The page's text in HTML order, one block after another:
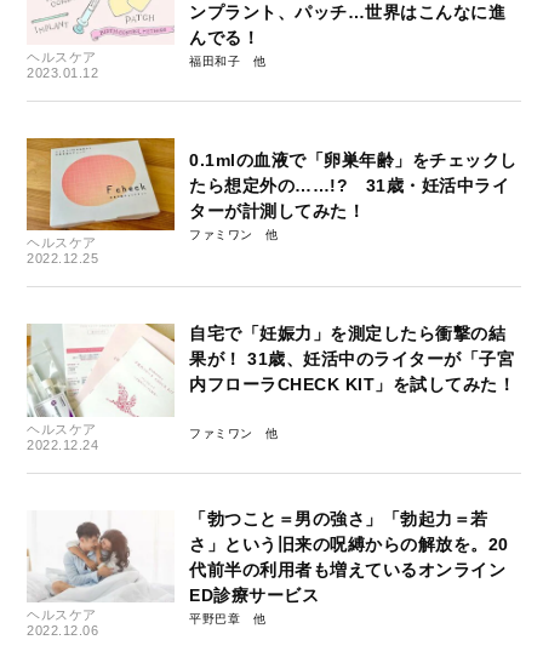
ヘルスケア
2023.01.12
ンプラント、パッチ…世界はこんなに進
んでる！
福田和子
ヘルスケア
2022.12.25
0.1mlの血液で「卵巣年齢」をチェックし
たら想定外の……!? 31歳・妊活中ライ
ターが計測してみた！
ファミワン
ヘルスケア
2022.12.24
自宅で「妊娠力」を測定したら衝撃の結
果が！ 31歳、妊活中のライターが「子宮
内フローラCHECK KIT」を試してみた！
ファミワン
ヘルスケア
2022.12.06
「勃つこと＝男の強さ」「勃起力＝若
さ」という旧来の呪縛からの解放を。20
代前半の利用者も増えているオンライン
ED診療サービス
平野巴章